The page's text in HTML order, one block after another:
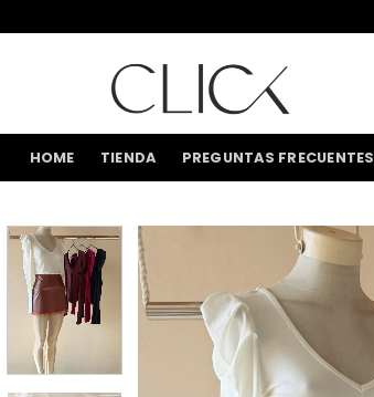
al
HOME TIENDA PREGUNTAS FRECUENTES